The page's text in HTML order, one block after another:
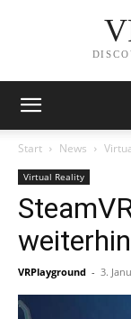
Start News
Virtual Reality
VRPlayground - 3.